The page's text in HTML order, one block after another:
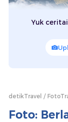
Yuk
detikTravel
Foto: